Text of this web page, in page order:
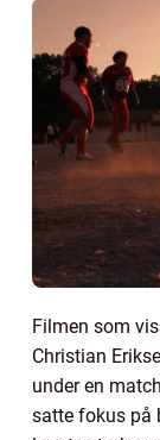
Filmen som
Christian
under en
satte fokus på